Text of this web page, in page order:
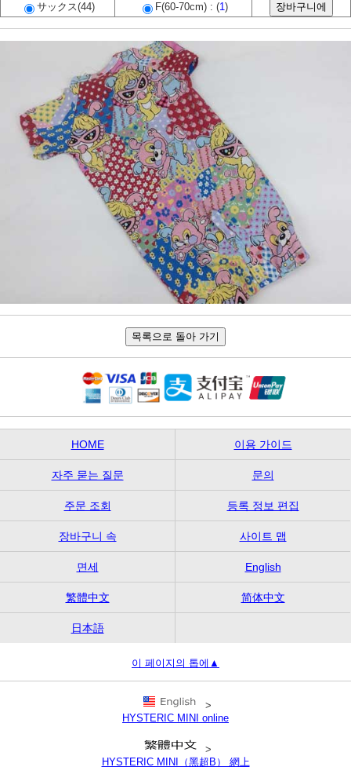
サックス(44) F(60-70cm) : (1)
HOME 이용 가이드
자주 묻는 질문 문의
주문 조회 등록 정보 편집
장바구니 속 사이트 맵
면세 English
繁體中文 简体中文
日本語
이 페이지의 톱에▲
>
HYSTERIC MINI online
>
HYSTERIC MINI（黑超B） 網上